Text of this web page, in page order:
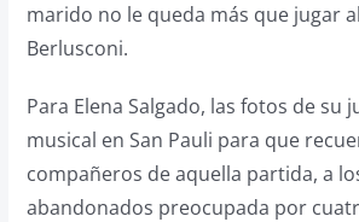
marido no le queda más que jugar
Berlusconi.
Para Elena Salgado, las fotos de su
musical en San Pauli para que
compañeros de aquella partida, a
abandonados preocupada por